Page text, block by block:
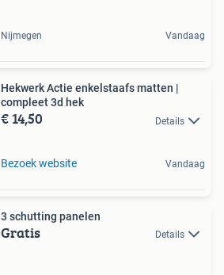
Nijmegen Vandaag
Hekwerk Actie enkelstaafs matten |
compleet 3d hek
€ 14,50 Details
Bezoek website Vandaag
3 schutting panelen
Gratis Details